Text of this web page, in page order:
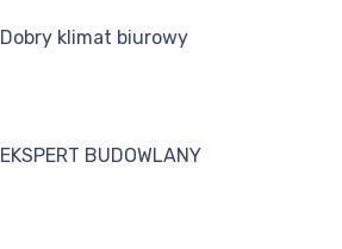
Dobry klimat biurowy
EKSPERT BUDOWLANY